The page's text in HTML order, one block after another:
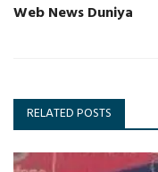
Web News Duniya
RELATED POSTS